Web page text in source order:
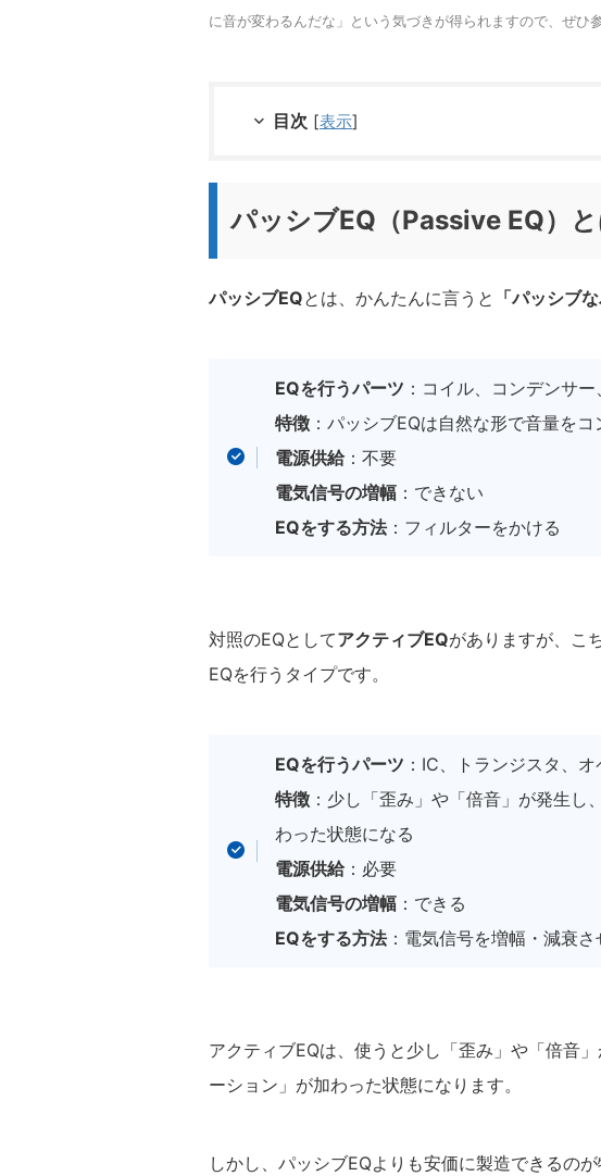
に音が変わるんだな」という気づきが得られますので、ぜひ
目次 [表示]
パッシブEQ（Passive EQ）と
パッシブEQとは、かんたんに言うと 「パッシブ
EQを行うパーツ ：コイル、コンデンサ
特徴 ：パッシブEQは自然な形で音量を
電源供給：不要
電気信号の増幅 ：できない
EQをする方法：フィルターをかける
対照のEQとしてアクティブEQがありますが、こ
EQを行うタイプです。
EQを行うパーツ ：IC、トランジスタ、
特徴 ：少し「歪み」や「倍音」が発生
わった状態になる
電源供給：必要
電気信号の増幅 ：できる
EQをする方法：電気信号を増幅・減衰さ
アクティブEQは、使うと少し「歪み」や「倍音
ーション」が加わった状態になります。
しかし、パッシブEQよりも安価に製造できるのが